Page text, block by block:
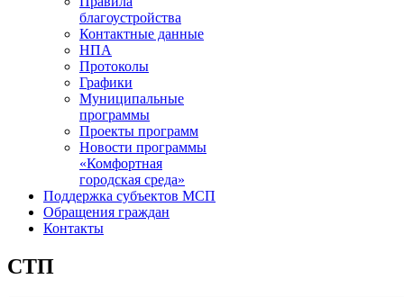
благоустройства
Контактные данные
НПА
Протоколы
Графики
Муниципальные
программы
Проекты программ
Новости программы
«Комфортная
городская среда»
Поддержка субъектов МСП
Обращения граждан
Контакты
СТП